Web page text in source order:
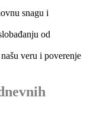
snagu i
od
veru i poverenje